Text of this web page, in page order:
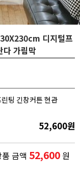
디지털프
다 가림막
팅 긴창커튼 현관
52,600원
금액 52,600원